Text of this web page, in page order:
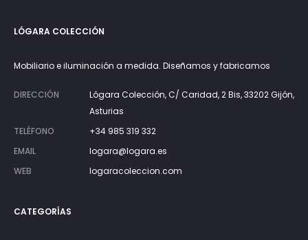
LÓGARA COLECCIÓN
Mobiliario e iluminación a medida. Diseñamos y fabricamos
DIRECCIÓN
Lógara Colección, C/ Caridad, 2 Bis, 33202 Gijón,
Asturias
TELÉFONO
+34 985 319 332
EMAIL
logara@logara.es
WEB
logaracoleccion.com
CATEGORÍAS